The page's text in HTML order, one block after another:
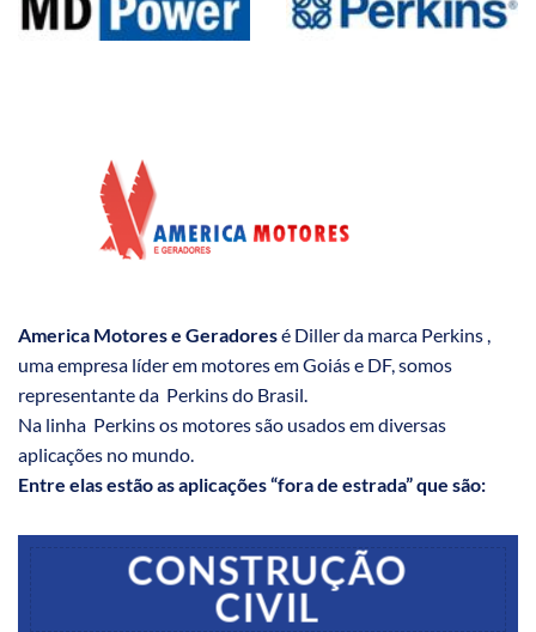
America Motores e Geradoresé Diller da marca Perkins ,
uma empresa líder em motores em Goiás e DF, somos
representante da Perkins do Brasil.
Na linha Perkins os motores são usados em diversas
aplicações no mundo.
Entre elas estão as aplicações “fora de estrada” que são:
CONSTRUÇÃO
CIVIL